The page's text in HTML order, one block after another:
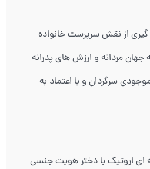
گیری از نقش سرپرست خانواده
جهان مردانه و ارزش های پدرانه
سرگردان و با اعتماد به
ای اروتیک با دختر هویت جنسی